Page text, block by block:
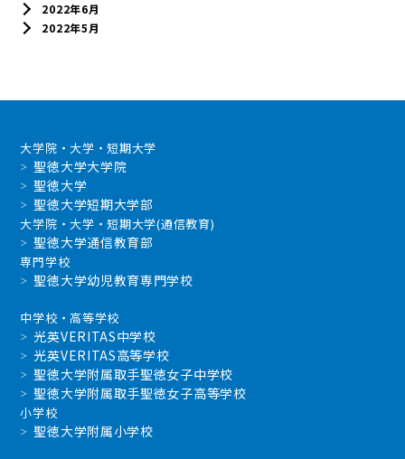
2022年6月
2022年5月
大学院・大学・短期大学
聖徳大学大学院
聖徳大学
聖徳大学短期大学部
大学院・大学・短期大学(通信教育)
聖徳大学通信教育部
専門学校
聖徳大学幼児教育専門学校
中学校・高等学校
光英VERITAS中学校
光英VERITAS高等学校
聖徳大学附属取手聖徳女子中学校
聖徳大学附属取手聖徳女子高等学校
小学校
聖徳大学附属小学校